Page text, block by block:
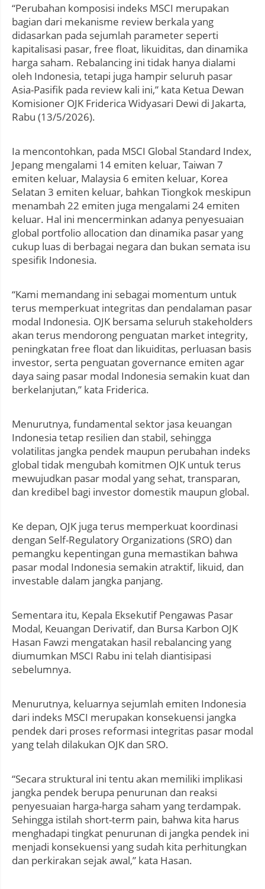
“Perubahan komposisi indeks MSCI merupakan
bagian dari mekanisme review berkala yang
didasarkan pada sejumlah parameter seperti
kapitalisasi pasar, free float, likuiditas, dan dinamika
harga saham. Rebalancing ini tidak hanya dialami
oleh Indonesia, tetapi juga hampir seluruh pasar
Asia-Pasifik pada review kali ini,” kata Ketua Dewan
Komisioner OJK Friderica Widyasari Dewi di Jakarta,
Rabu (13/5/2026).
Ia mencontohkan, pada MSCI Global Standard Index,
Jepang mengalami 14 emiten keluar, Taiwan 7
emiten keluar, Malaysia 6 emiten keluar, Korea
Selatan 3 emiten keluar, bahkan Tiongkok meskipun
menambah 22 emiten juga mengalami 24 emiten
keluar. Hal ini mencerminkan adanya penyesuaian
global portfolio allocation dan dinamika pasar yang
cukup luas di berbagai negara dan bukan semata isu
spesifik Indonesia.
“Kami memandang ini sebagai momentum untuk
terus memperkuat integritas dan pendalaman pasar
modal Indonesia. OJK bersama seluruh stakeholders
akan terus mendorong penguatan market integrity,
peningkatan free float dan likuiditas, perluasan basis
investor, serta penguatan governance emiten agar
daya saing pasar modal Indonesia semakin kuat dan
berkelanjutan,” kata Friderica.
Menurutnya, fundamental sektor jasa keuangan
Indonesia tetap resilien dan stabil, sehingga
volatilitas jangka pendek maupun perubahan indeks
global tidak mengubah komitmen OJK untuk terus
mewujudkan pasar modal yang sehat, transparan,
dan kredibel bagi investor domestik maupun global.
Ke depan, OJK juga terus memperkuat koordinasi
dengan Self-Regulatory Organizations (SRO) dan
pemangku kepentingan guna memastikan bahwa
pasar modal Indonesia semakin atraktif, likuid, dan
investable dalam jangka panjang.
Sementara itu, Kepala Eksekutif Pengawas Pasar
Modal, Keuangan Derivatif, dan Bursa Karbon OJK
Hasan Fawzi mengatakan hasil rebalancing yang
diumumkan MSCI Rabu ini telah diantisipasi
sebelumnya.
Menurutnya, keluarnya sejumlah emiten Indonesia
dari indeks MSCI merupakan konsekuensi jangka
pendek dari proses reformasi integritas pasar modal
yang telah dilakukan OJK dan SRO.
“Secara struktural ini tentu akan memiliki implikasi
jangka pendek berupa penurunan dan reaksi
penyesuaian harga-harga saham yang terdampak.
Sehingga istilah short-term pain, bahwa kita harus
menghadapi tingkat penurunan di jangka pendek ini
menjadi konsekuensi yang sudah kita perhitungkan
dan perkirakan sejak awal,” kata Hasan.